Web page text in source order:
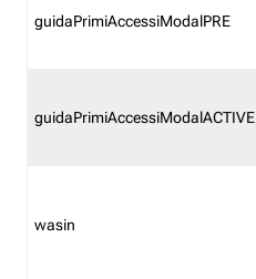
guidaPrimiAccessiModalPRE
guidaPrimiAccessiModalACTIVE
wasin